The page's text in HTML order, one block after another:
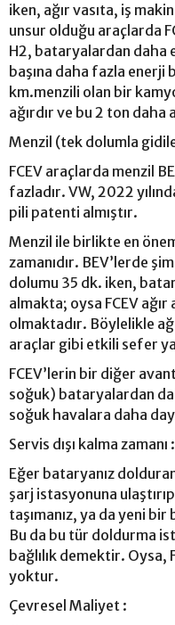
iken, ağır vasıta, iş
unsur olduğu araçlarda
H2, bataryalardan daha
başına daha fazla enerji
km.menzili olan bir
ağırdır ve bu 2 ton
Menzil (tek dolumla
FCEV araçlarda menzil
fazladır. VW, 2022
pili patenti almıştır.
Menzil ile birlikte en
zamanıdır. BEV’lerde
dolumu 35 dk. iken,
almakta; oysa FCEV
olmaktadır. Böylelikle
araçlar gibi etkili sefer
FCEV’lerin bir diğer
soğuk) bataryalardan
soğuk havalara daha
Servis dışı kalma zamanı :
Eğer bataryanız
şarj istasyonuna
taşımanız, ya da yeni
Bu da bu tür doldurma
bağlılık demektir. Oysa,
yoktur.
Çevresel Maliyet :